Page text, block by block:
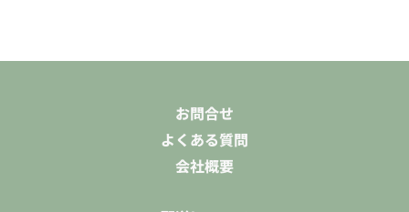
お問合せ
よくある質問
会社概要